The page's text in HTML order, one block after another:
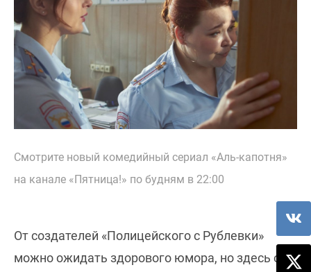
Смотрите новый комедийный сериал «Аль-капотня»
на канале «Пятница!» по будням в 22:00
От создателей «Полицейского с Рублевки»
можно ожидать здорового юмора, но здесь он